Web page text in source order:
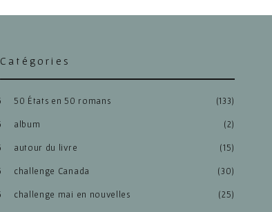
Catégories
50 États en 50 romans (133)
album (2)
autour du livre (15)
challenge Canada (30)
challenge mai en nouvelles (25)